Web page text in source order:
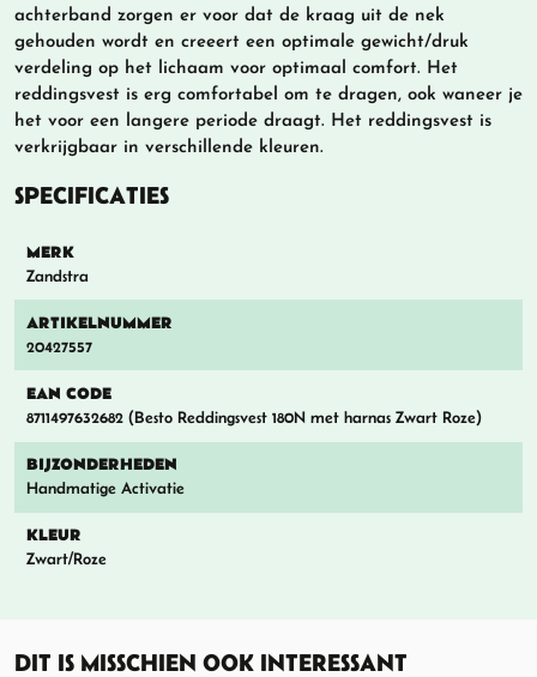
achterband zorgen er voor dat de kraag uit de nek
gehouden wordt en creeert een optimale gewicht/druk
verdeling op het lichaam voor optimaal comfort. Het
reddingsvest is erg comfortabel om te dragen, ook waneer je
het voor een langere periode draagt. Het reddingsvest is
verkrijgbaar in verschillende kleuren.
SPECIFICATIES
MERK
Zandstra
ARTIKELNUMMER
20427557
EAN CODE
8711497632682 (Besto Reddingsvest 180N met harnas Zwart Roze)
BIJZONDERHEDEN
Handmatige Activatie
KLEUR
Zwart/Roze
DIT IS MISSCHIEN OOK INTERESSANT